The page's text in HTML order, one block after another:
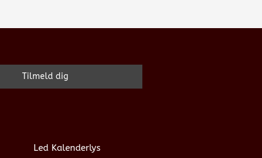
Led Kalenderlys